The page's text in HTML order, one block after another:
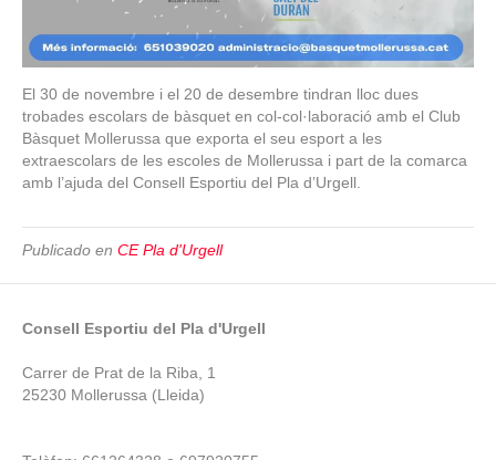
El 30 de novembre i el 20 de desembre tindran lloc dues
trobades escolars de bàsquet en col-col·laboració amb el Club
Bàsquet Mollerussa que exporta el seu esport a les
extraescolars de les escoles de Mollerussa i part de la comarca
amb l’ajuda del Consell Esportiu del Pla d’Urgell.
Publicado en CE Pla d'Urgell
Consell Esportiu del Pla d'Urgell
Carrer de Prat de la Riba, 1
25230 Mollerussa (Lleida)